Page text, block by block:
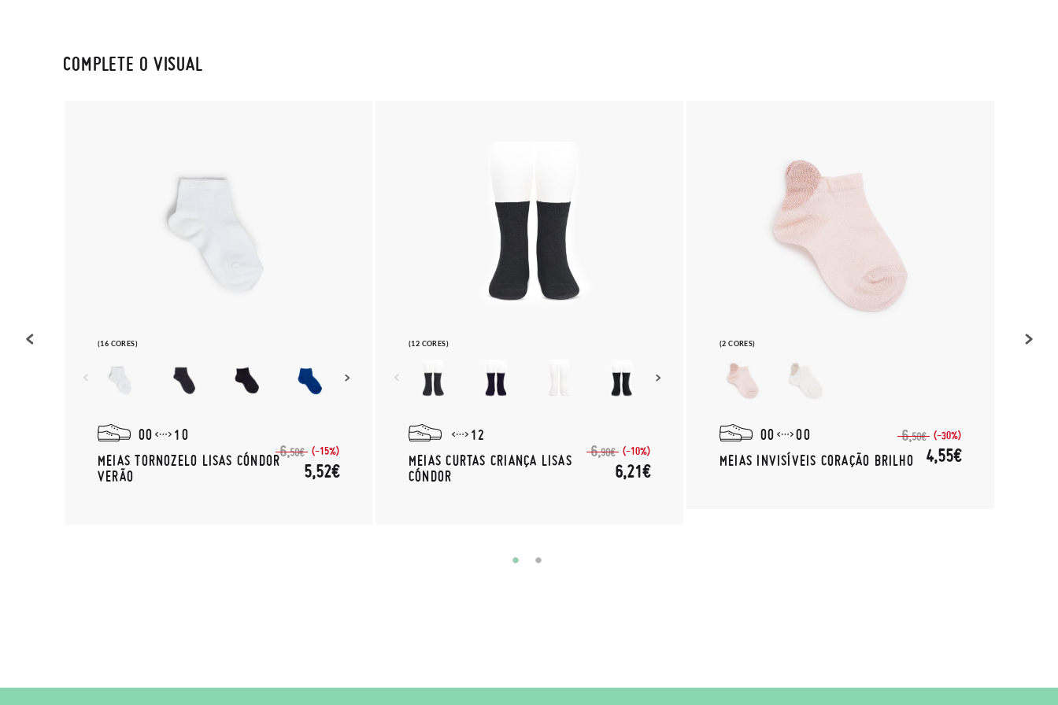
COMPLETE O VISUAL
(16 CORES)
00
10
MEIAS TORNOZELO LISAS CÓNDOR
VERÃO
6,50€ (-15%)
5,52€
(12 CORES)
12
MEIAS CURTAS CRIANÇA LISAS
CÓNDOR
6,90€ (-10%)
6,21€
(2 CORES)
00
00
MEIAS INVISÍVEIS CORAÇÃO BRILHO
6,50€ (-30%)
4,55€
(3